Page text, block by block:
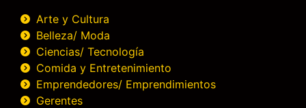
Arte y Cultura
Belleza/ Moda
Ciencias/ Tecnología
Comida y Entretenimiento
Emprendedores/ Emprendimientos
Gerentes